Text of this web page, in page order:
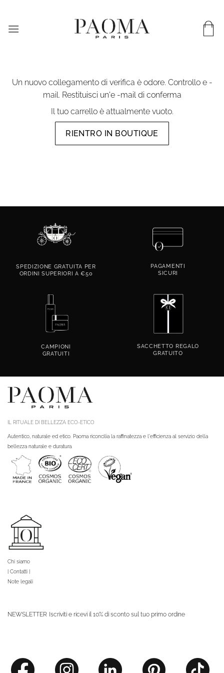
contenuto
Un nuovo collegamento di verifica è odore. Controllo e -
mail. Restituisci un'e -mail di conferma
Il tuo carrello è attualmente vuoto.
RIENTRO IN BOUTIQUE
SPEDIZIONE GRATUITA PER
ORDINI SUPERIORI A €50
PAGAMENTI
SICURI
CAMPIONI
GRATUITI
SACCHETTO REGALO
GRATUITO
IL RITUALE DI BELLEZZA ECO-ETICO
Autentico, naturale ed etico. Paoma riconcilia la raffinatezza e l'efficienza al servizio della
bellezza naturale e duratura.
Chi siamo
| Contatti |
Note legali
NEWSLETTER Iscriviti e ricevi il 10% di sconto sul tuo primo ordine